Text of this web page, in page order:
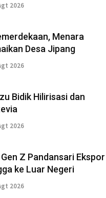
2026
Menara
Desa Jipang
2026
Bidik Hilirisasi dan
2026
Z Pandansari Ekspor
ke Luar Negeri
2026